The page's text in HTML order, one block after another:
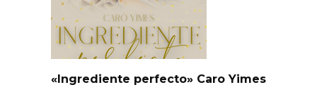
«Ingrediente perfecto» Caro Yimes